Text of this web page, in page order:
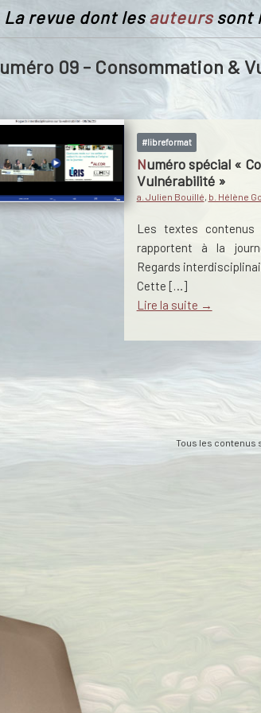
La revue dont lesauteurssont
Numéro 09 - Consommation &
#libreformat
Numéro spécial « Consommation et
Vulnérabilité »
a. Julien Bouillé b. Hélène
Les textes
rapportent à la
Regards
Cette […]
Lire la suite →
Tous les contenus